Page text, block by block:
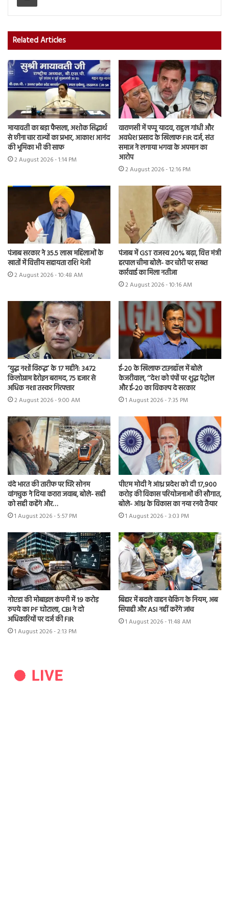
Related Articles
मायावती का बड़ा फैसला, अशोक सिद्धार्थ
से छीना चार राज्यों का प्रभार, आकाश आनंद
की भूमिका भी की साफ
2 August 2026 - 1:14 PM
वाराणसी में पप्पू यादव, राहुल गांधी और
अवधेश प्रसाद के खिलाफ FIR दर्ज, संत
समाज ने लगाया भगवा के अपमान का
आरोप
2 August 2026 - 12:16 PM
पंजाब सरकार ने 35.5 लाख महिलाओं के
खातों में वित्तीय सहायता राशि भेजी
2 August 2026 - 10:48 AM
पंजाब में GST राजस्व 20% बढ़ा, वित्त मंत्री
हरपाल चीमा बोले- कर चोरी पर सख्त
कार्रवाई का मिला नतीजा
2 August 2026 - 10:16 AM
‘युद्ध नशों विरुद्ध’ के 17 महीने: 3472
किलोग्राम हेरोइन बरामद, 75 हजार से
अधिक नशा तस्कर गिरफ्तार
2 August 2026 - 9:00 AM
ई-20 के खिलाफ टाउनहॉल में बोले
केजरीवाल, ‘‘देश को पंपों पर शुद्ध पेट्रोल
और ई-20 का विकल्प दे सरकार
1 August 2026 - 7:35 PM
वंदे भारत की तारीफ पर घिरे सोनम
वांगचुक ने दिया करारा जवाब, बोले- सही
को सही कहेंगे और…
1 August 2026 - 5:57 PM
पीएम मोदी ने आंध्र प्रदेश को दी 17,900
करोड़ की विकास परियोजनाओं की सौगात,
बोले- आंध्र के विकास का नया रनवे तैयार
1 August 2026 - 3:03 PM
नोएडा की मोबाइल कंपनी में 19 करोड़
रुपये का PF घोटाला, CBI ने दो
अधिकारियों पर दर्ज की FIR
1 August 2026 - 2:13 PM
बिहार में बदले वाहन चेकिंग के नियम, अब
सिपाही और ASI नहीं करेंगे जांच
1 August 2026 - 11:48 AM